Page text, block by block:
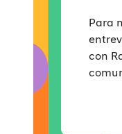
Para
con